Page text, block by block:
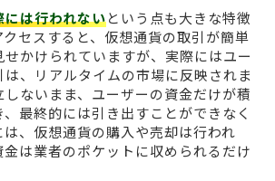
には行われないという点も大きな特徴
セスすると、仮想通貨の取引が簡単
せかけられていますが、実際にはユー
、リアルタイムの市場に反映されま
ないまま、ユーザーの資金だけが積
最終的には引き出すことができなく
、仮想通貨の購入や売却は行われ
は業者のポケットに収められるだけ